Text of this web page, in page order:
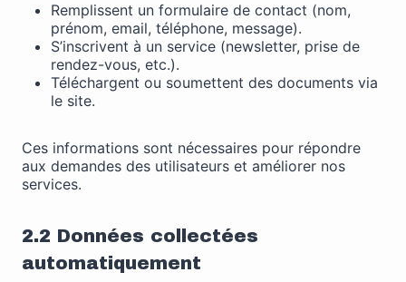
Remplissent un formulaire de contact (nom,
prénom, email, téléphone, message).
S’inscrivent à un service (newsletter, prise de
rendez-vous, etc.).
Téléchargent ou soumettent des documents via
le site.
Ces informations sont nécessaires pour répondre
aux demandes des utilisateurs et améliorer nos
services.
2.2 Données collectées
automatiquement
du site Web.
Marketing
En partageant
votre intérêt et
comportement
lorsque vous
visitez notre
chances de
voir du
contenu et